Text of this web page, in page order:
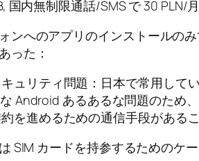
国内無制限通話/SMS で 30 PLN/
ンへのアプリのインストールの
った：
ュリティ問題：日本で常用して
Android あるあるな問題のため
を進めるための通信手段がある
SIM カードを持参するためのケ